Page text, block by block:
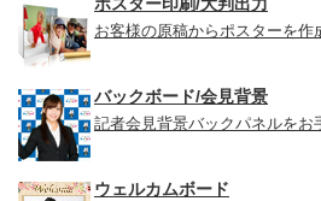
ポスター印刷/大判出力
お客様の原稿からポスターを作
バックボード/会見背景
記者会見背景バックパネルをお
ウェルカムボード